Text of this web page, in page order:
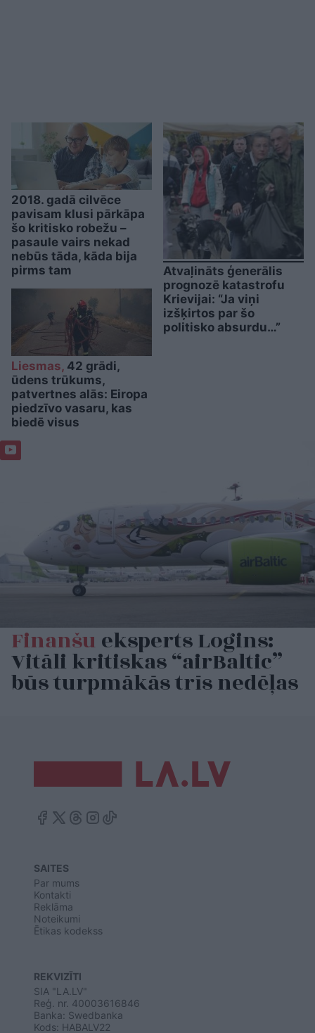
2018. gadā cilvēce
pavisam klusi pārkāpa
šo kritisko robežu –
pasaule vairs nekad
nebūs tāda, kāda bija
pirms tam
Liesmas, 42 grādi,
ūdens trūkums,
patvertnes alās: Eiropa
piedzīvo vasaru, kas
biedē visus
Atvaļināts ģenerālis
prognozē katastrofu
Krievijai: “Ja viņi
izšķirtos par šo
politisko absurdu…”
Finanšueksperts Logins:
Vitāli kritiskas “airBaltic”
būs turpmākās trīs nedēļas
SAITES
Par mums
Kontakti
Reklāma
Noteikumi
Ētikas kodekss
REKVIZĪTI
SIA "LA.LV"
Reģ. nr. 40003616846
Banka: Swedbanka
Kods: HABALV22